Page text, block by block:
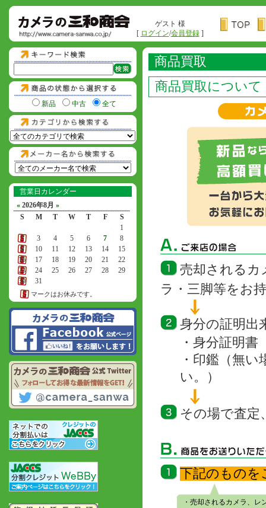
ゲスト 様
[ ログイン/会員登録]
新品 中古 全て
営業日カレンダー
« 2026年8月 »
S
M T W T F
S
1
2
3 4 5 6 7
8
9
10 11 12 13 14
15
16
17 18 19 20 21
22
23
24 25 26 27 28
29
30
31
マークはお休みです。
商品買取
商品買取について
売却されるカ
ラ・三脚等をお
身分の証明出
・身分証明
・印鑑（無
い。）
その場で査定
下記のものを
・売却されるカメラ、